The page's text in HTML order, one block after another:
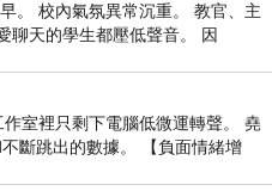
。 校內氣氛異常沉重。 教官、主
聊天的學生都壓低聲音。 因
室裡只剩下電腦低微運轉聲。 堯
斷跳出的數據。 【負面情緒增